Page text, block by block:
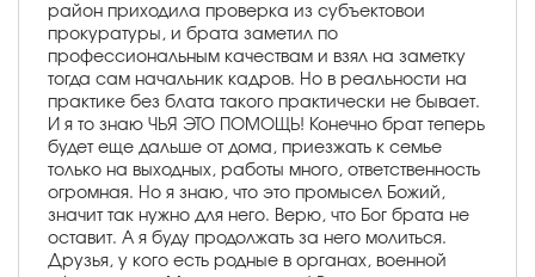
район приходила проверка из субъектовои
прокуратуры, и брата заметил по
профессиональным качествам и взял на заметку
тогда сам начальник кадров. Но в реальности на
практике без блата такого практически не бывает.
И я то знаю ЧЬЯ ЭТО ПОМОЩЬ! Конечно брат теперь
будет еще дальше от дома, приезжать к семье
только на выходных, работы много, ответственность
огромная. Но я знаю, что это промысел Божий,
значит так нужно для него. Верю, что Бог брата не
оставит. А я буду продолжать за него молиться.
Друзья, у кого есть родные в органах, военной